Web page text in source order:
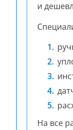
и
На все